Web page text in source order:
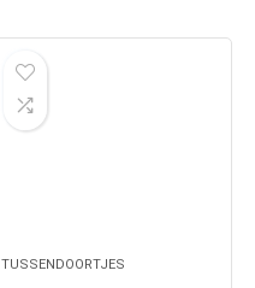
TUSSENDOORTJES